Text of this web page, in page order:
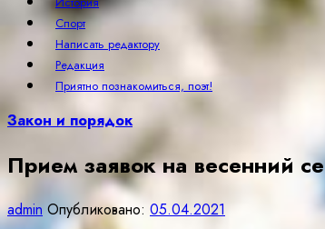
Спорт
Написать редактору
Редакция
Приятно познакомиться, поэт!
Закон и порядок
Прием заявок на весенний
admin Опубликовано: 05.04.2021